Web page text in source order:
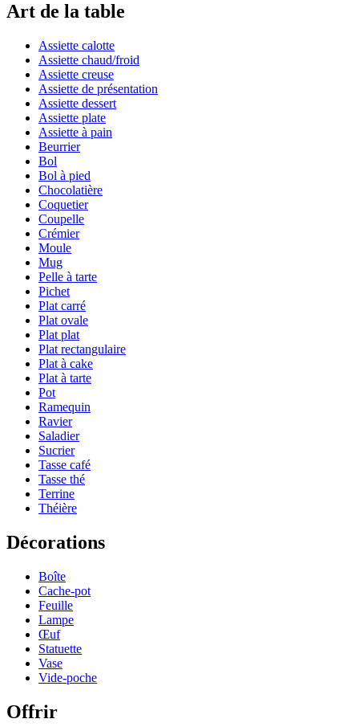
Art de la table
Assiette calotte
Assiette chaud/froid
Assiette creuse
Assiette de présentation
Assiette dessert
Assiette plate
Assiette à pain
Beurrier
Bol
Bol à pied
Chocolatière
Coquetier
Coupelle
Crémier
Moule
Mug
Pelle à tarte
Pichet
Plat carré
Plat ovale
Plat plat
Plat rectangulaire
Plat à cake
Plat à tarte
Pot
Ramequin
Ravier
Saladier
Sucrier
Tasse café
Tasse thé
Terrine
Théière
Décorations
Boîte
Cache-pot
Feuille
Lampe
Œuf
Statuette
Vase
Vide-poche
Offrir